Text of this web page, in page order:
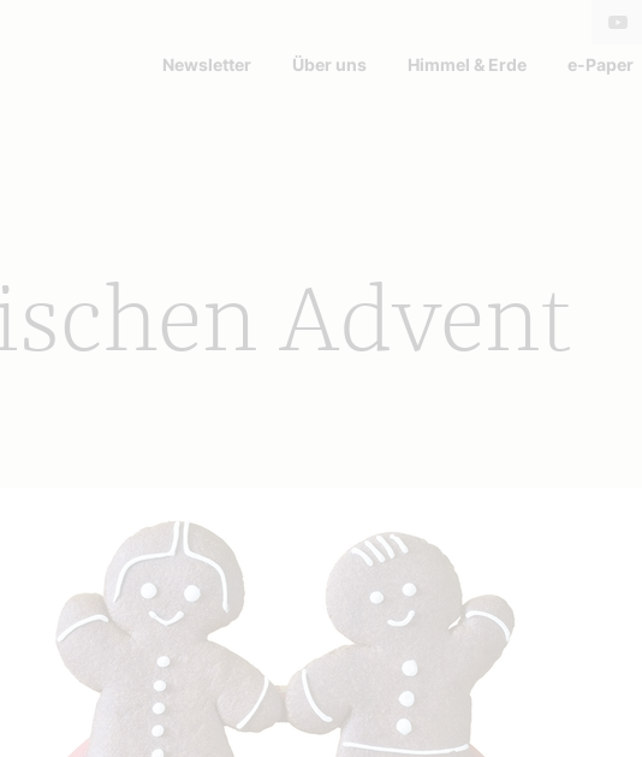
Newsletter Über uns Himmel & Erde e-Paper
Advent